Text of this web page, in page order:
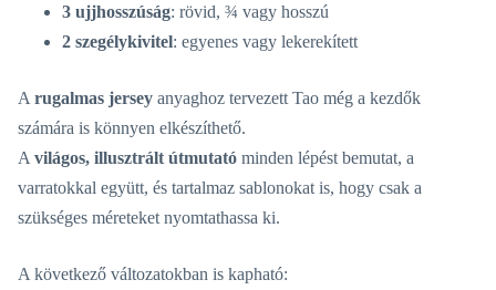
3 ujjhosszúság: rövid, ¾ vagy hosszú
2 szegélykivitel: egyenes vagy lekerekített
A rugalmas jersey anyaghoz tervezett Tao még a kezdők
számára is könnyen elkészíthető.
A világos, illusztrált útmutató minden lépést bemutat, a
varratokkal együtt, és tartalmaz sablonokat is, hogy csak a
szükséges méreteket nyomtathassa ki.
A következő változatokban is kapható: